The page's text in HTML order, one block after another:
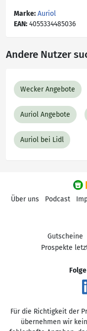
Marke: Auriol
EAN: 4055334485036
Andere Nutzer
Wecker Angebote
Auriol Angebote
Auriol bei Lidl
Über uns Podcast
Gutscheine
Prospekte
Für die Richtigkeit der
übernehmen wir